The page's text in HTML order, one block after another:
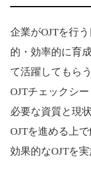
企業がOJTを行
的・効率的に育
て活躍してもら
OJTチェックシ
必要な資質と現
OJTを進める上
効果的なOJTを